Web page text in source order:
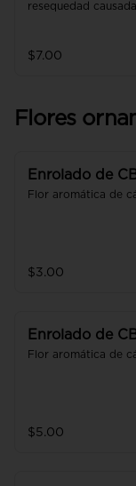
resequedad
$7.00
Flores
Enrolado de
Flor aromática de
$3.00
Enrolado de
Flor aromática de
$5.00